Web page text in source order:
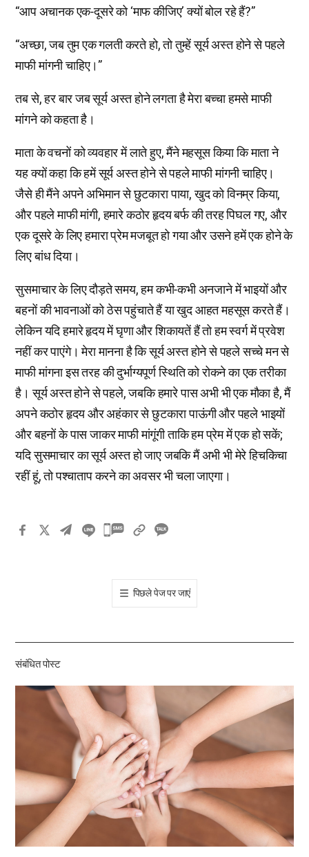
“आप अचानक एक-दूसरे को ‘माफ कीजिए’ क्यों बोल रहे हैं?”
“अच्छा, जब तुम एक गलती करते हो, तो तुम्हें सूर्य अस्त होने से पहले
माफी मांगनी चाहिए।”
तब से, हर बार जब सूर्य अस्त होने लगता है मेरा बच्चा हमसे माफी
मांगने को कहता है।
माता के वचनों को व्यवहार में लाते हुए, मैंने महसूस किया कि माता ने
यह क्यों कहा कि हमें सूर्य अस्त होने से पहले माफी मांगनी चाहिए।
जैसे ही मैंने अपने अभिमान से छुटकारा पाया, खुद को विनम्र किया,
और पहले माफी मांगी, हमारे कठोर हृदय बर्फ की तरह पिघल गए, और
एक दूसरे के लिए हमारा प्रेम मजबूत हो गया और उसने हमें एक होने के
लिए बांध दिया।
सुसमाचार के लिए दौड़ते समय, हम कभी-कभी अनजाने में भाइयों और
बहनों की भावनाओं को ठेस पहुंचाते हैं या खुद आहत महसूस करते हैं।
लेकिन यदि हमारे हृदय में घृणा और शिकायतें हैं तो हम स्वर्ग में प्रवेश
नहीं कर पाएंगे। मेरा मानना है कि सूर्य अस्त होने से पहले सच्चे मन से
माफी मांगना इस तरह की दुर्भाग्यपूर्ण स्थिति को रोकने का एक तरीका
है। सूर्य अस्त होने से पहले, जबकि हमारे पास अभी भी एक मौका है, मैं
अपने कठोर हृदय और अहंकार से छुटकारा पाऊंगी और पहले भाइयों
और बहनों के पास जाकर माफी मांगूंगी ताकि हम प्रेम में एक हो सकें;
यदि सुसमाचार का सूर्य अस्त हो जाए जबकि मैं अभी भी मेरे हिचकिचा
रहीं हूं, तो पश्चाताप करने का अवसर भी चला जाएगा।
카
톡
공
기
पिछले पेज पर जाएं
संबंधित पोस्ट